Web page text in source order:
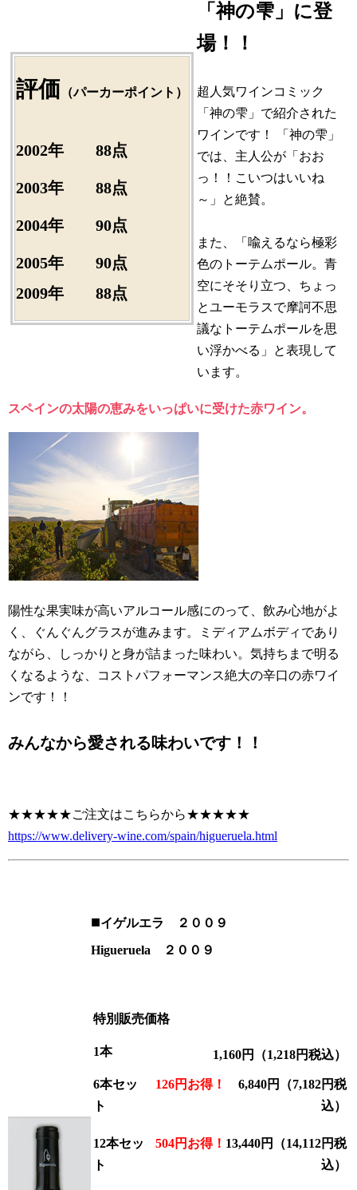
評価 （パーカーポイント）
2002年 88点
2003年 88点
2004年 90点
2005年 90点
2009年 88点
「神の雫」に登
場！！
超人気ワインコミック
「神の雫」で紹介された
ワインです！ 「神の雫」
では、主人公が「おお
っ！！こいつはいいね
～」と絶賛。
また、「喩えるなら極彩
色のトーテムポール。青
空にそそり立つ、ちょっ
とユーモラスで摩訶不思
議なトーテムポールを思
い浮かべる」と表現して
います。
スペインの太陽の恵みをいっぱいに受けた赤ワイン。
陽性な果実味が高いアルコール感にのって、飲み心地がよ
く、ぐんぐんグラスが進みます。ミディアムボディであり
ながら、しっかりと身が詰まった味わい。気持ちまで明る
くなるような、コストパフォーマンス絶大の辛口の赤ワイ
ンです！！
みんなから愛される味わいです！！
★★★★★ご注文はこちらから★★★★★
https://www.delivery-wine.com/spain/higueruela.html
■イゲルエラ
２００９
Higueruela ２００９
特別販売価格
1本 1,160円（1,218円税込）
6本セッ
ト
126円お得！ 6,840円（7,182円税
込）
12本セッ
ト
504円お得！ 13,440円（14,112円税
込）